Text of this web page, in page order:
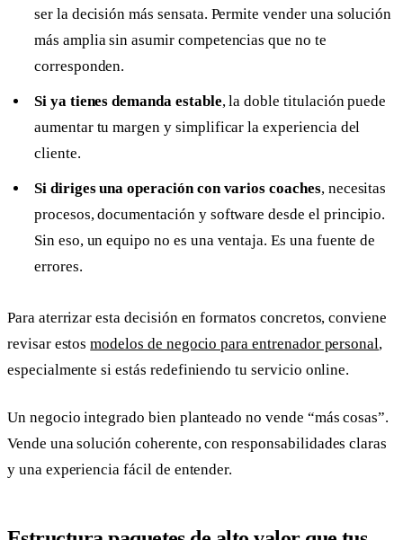
ser la decisión más sensata. Permite vender una solución
más amplia sin asumir competencias que no te
corresponden.
Si ya tienes demanda estable, la doble titulación puede
aumentar tu margen y simplificar la experiencia del
cliente.
Si diriges una operación con varios coaches, necesitas
procesos, documentación y software desde el principio.
Sin eso, un equipo no es una ventaja. Es una fuente de
errores.
Para aterrizar esta decisión en formatos concretos, conviene
revisar estosmodelos de negocio para entrenador personal,
especialmente si estás redefiniendo tu servicio online.
Un negocio integrado bien planteado no vende “más cosas”.
Vende una solución coherente, con responsabilidades claras
y una experiencia fácil de entender.